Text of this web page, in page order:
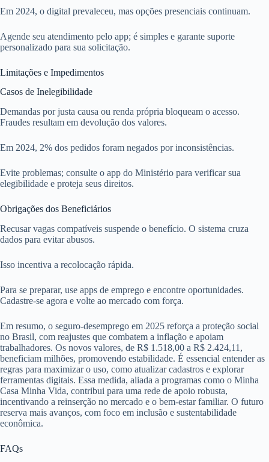
Em 2024, o digital prevaleceu, mas opções presenciais continuam.
Agende seu atendimento pelo app; é simples e garante suporte
personalizado para sua solicitação.
Limitações e Impedimentos
Casos de Inelegibilidade
Demandas por justa causa ou renda própria bloqueam o acesso.
Fraudes resultam em devolução dos valores.
Em 2024, 2% dos pedidos foram negados por inconsistências.
Evite problemas; consulte o app do Ministério para verificar sua
elegibilidade e proteja seus direitos.
Obrigações dos Beneficiários
Recusar vagas compatíveis suspende o benefício. O sistema cruza
dados para evitar abusos.
Isso incentiva a recolocação rápida.
Para se preparar, use apps de emprego e encontre oportunidades.
Cadastre-se agora e volte ao mercado com força.
Em resumo, o seguro-desemprego em 2025 reforça a proteção social
no Brasil, com reajustes que combatem a inflação e apoiam
trabalhadores. Os novos valores, de R$ 1.518,00 a R$ 2.424,11,
beneficiam milhões, promovendo estabilidade. É essencial entender as
regras para maximizar o uso, como atualizar cadastros e explorar
ferramentas digitais. Essa medida, aliada a programas como o Minha
Casa Minha Vida, contribui para uma rede de apoio robusta,
incentivando a reinserção no mercado e o bem-estar familiar. O futuro
reserva mais avanços, com foco em inclusão e sustentabilidade
econômica.
FAQs